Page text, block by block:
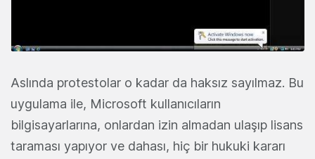
Aslında protestolar o kadar da haksız sayılmaz. Bu
uygulama ile, Microsoft kullanıcıların
bilgisayarlarına, onlardan izin almadan ulaşıp lisans
taraması yapıyor ve dahası, hiç bir hukuki kararı